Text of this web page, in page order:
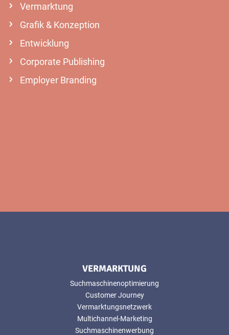
Vermarktung
Grafik & Konzeption
Entwicklung
Corporate Publishing
Employer Branding
VERMARKTUNG
Suchmaschinenoptimierung
Customer Journey
Vermarktungsnetzwerk
Multichannel-Marketing
Suchmaschinenwerbung